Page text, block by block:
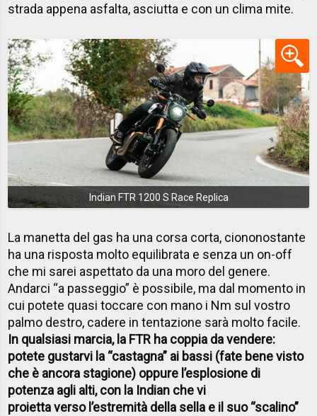
strada appena asfalta, asciutta e con un clima mite.
Indian FTR 1200 S Race Replica
La manetta del gas ha una corsa corta, ciononostante
ha una risposta molto equilibrata e senza un on-off
che mi sarei aspettato da una moro del genere.
Andarci “a passeggio” è possibile, ma dal momento in
cui potete quasi toccare con mano i Nm sul vostro
palmo destro, cadere in tentazione sarà molto facile.
In qualsiasi marcia, la FTR ha coppia da vendere:
potete gustarvi la “castagna” ai bassi (fate bene visto
che è ancora stagione) oppure l’esplosione di
potenza agli alti, con la Indian che vi
proietta verso l’estremità della sella e il suo “scalino”